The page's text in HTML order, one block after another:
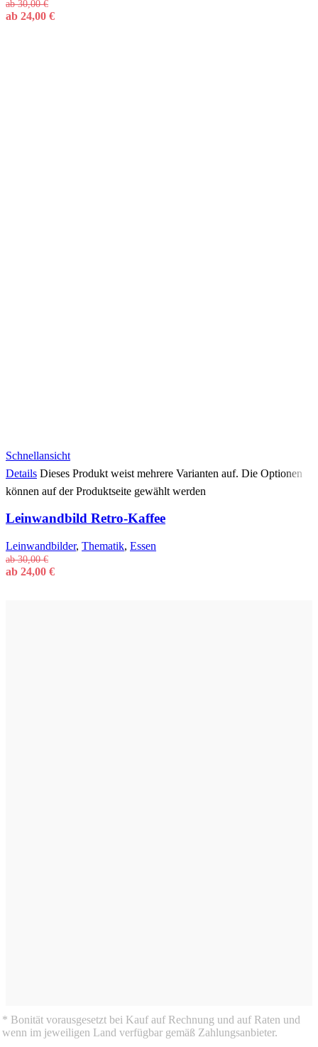
ab30,00€
ab 24,00 €
Schnellansicht
Details Dieses Produkt weist mehrere Varianten auf. Die Optionen
können auf der Produktseite gewählt werden
Leinwandbild Retro-Kaffee
Leinwandbilder, Thematik, Essen
ab30,00€
ab 24,00 €
* Bonität vorausgesetzt bei Kauf auf Rechnung und auf Raten und
wenn im jeweiligen Land verfügbar gemäß Zahlungsanbieter.